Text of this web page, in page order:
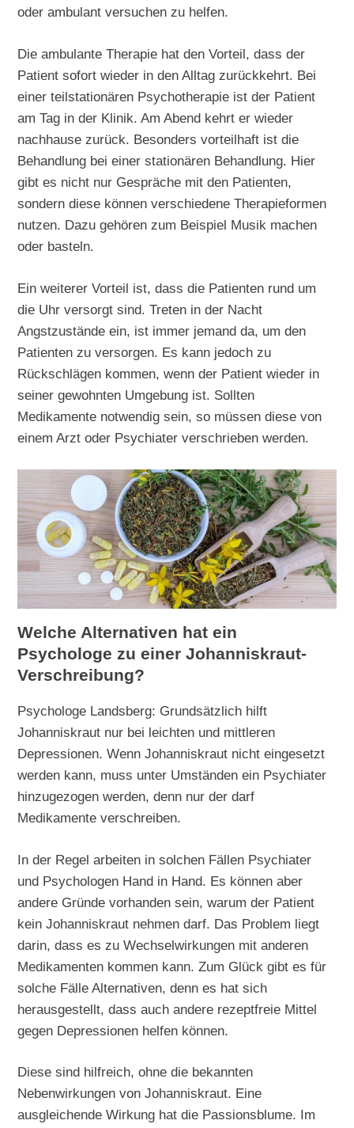
oder ambulant versuchen zu helfen.
Die ambulante Therapie hat den Vorteil, dass der
Patient sofort wieder in den Alltag zurückkehrt. Bei
einer teilstationären Psychotherapie ist der Patient
am Tag in der Klinik. Am Abend kehrt er wieder
nachhause zurück. Besonders vorteilhaft ist die
Behandlung bei einer stationären Behandlung. Hier
gibt es nicht nur Gespräche mit den Patienten,
sondern diese können verschiedene Therapieformen
nutzen. Dazu gehören zum Beispiel Musik machen
oder basteln.
Ein weiterer Vorteil ist, dass die Patienten rund um
die Uhr versorgt sind. Treten in der Nacht
Angstzustände ein, ist immer jemand da, um den
Patienten zu versorgen. Es kann jedoch zu
Rückschlägen kommen, wenn der Patient wieder in
seiner gewohnten Umgebung ist. Sollten
Medikamente notwendig sein, so müssen diese von
einem Arzt oder Psychiater verschrieben werden.
Welche Alternativen hat ein
Psychologe zu einer Johanniskraut-
Verschreibung?
Psychologe Landsberg: Grundsätzlich hilft
Johanniskraut nur bei leichten und mittleren
Depressionen. Wenn Johanniskraut nicht eingesetzt
werden kann, muss unter Umständen ein Psychiater
hinzugezogen werden, denn nur der darf
Medikamente verschreiben.
In der Regel arbeiten in solchen Fällen Psychiater
und Psychologen Hand in Hand. Es können aber
andere Gründe vorhanden sein, warum der Patient
kein Johanniskraut nehmen darf. Das Problem liegt
darin, dass es zu Wechselwirkungen mit anderen
Medikamenten kommen kann. Zum Glück gibt es für
solche Fälle Alternativen, denn es hat sich
herausgestellt, dass auch andere rezeptfreie Mittel
gegen Depressionen helfen können.
Diese sind hilfreich, ohne die bekannten
Nebenwirkungen von Johanniskraut. Eine
ausgleichende Wirkung hat die Passionsblume. Im